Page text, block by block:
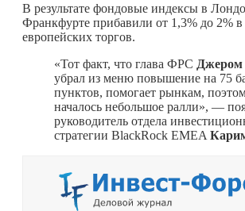
В результате фондовые индексы в
Франкфурте прибавили от 1,3% до 2% в
европейских торгов.
«Тот факт, что глава ФРС Джером
убрал из меню повышение на 75
пунктов, помогает рынкам,
началось небольшое ралли», —
руководитель отдела
стратегии BlackRock EMEA